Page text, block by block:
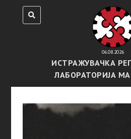
06.08.2026
ИСТРАЖУВАЧКА
ЛАБОРАТОРИЈА